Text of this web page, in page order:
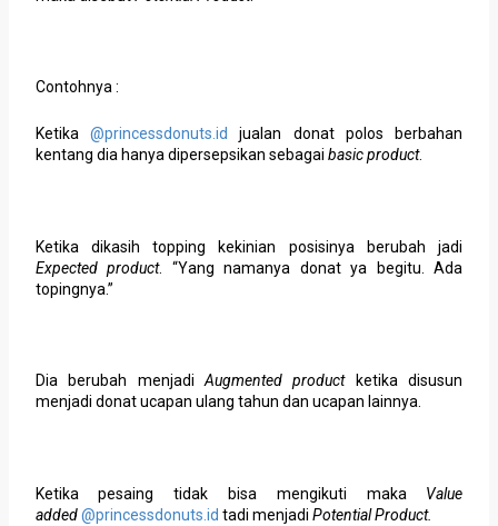
Contohnya :
Ketika @princessdonuts.id
jualan donat polos berbahan
kentang dia hanya dipersepsikan sebagai basic product.
Ketika dikasih topping kekinian posisinya berubah jadi
Expected product. “Yang namanya donat ya begitu. Ada
topingnya.”
Dia berubah menjadiAugmented productketika disusun
menjadi donat ucapan ulang tahun dan ucapan lainnya.
Ketika pesaing tidak bisa mengikuti maka Value
added @princessdonuts.id tadi menjadi Potential Product.